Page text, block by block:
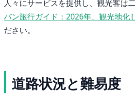
人々にサービスを提供し、観光客は
バン旅行ガイド：2026年、観光地化
ださい。
道路状況と難易度